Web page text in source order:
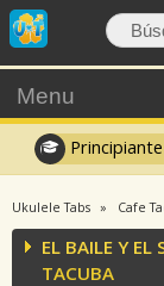
Menu
Ukulele Tabs Cafe
EL BAILE Y EL
TACUBA